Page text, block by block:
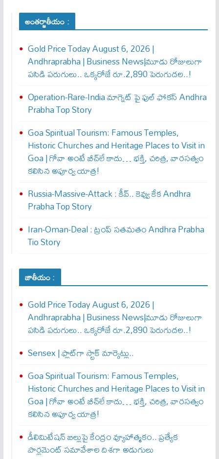
అంతర్జాతీయం :
Gold Price Today August 6, 2026 |
Andhraprabha | Business News|మూడు రోజులుగా
పసిడి పరుగులు.. ఒక్కరోజే రూ.2,890 పెరుగుద‌ల‌..!
Operation-Rare-India మాగ్నెట్ పై ఫుల్ ఫోక‌స్ Andhra
Prabha Top Story
Goa Spiritual Tourism: Famous Temples,
Historic Churches and Heritage Places to Visit in
Goa | గోవా అంటే బీచ్‌లే కాదు… భక్తి, చరిత్ర, వారసత్వం
కలిసిన అపూర్వ యాత్ర!
Russia-Massive-Attack : కీవ్‌.. కెవ్వు కేక‌ Andhra
Prabha Top Story
Iran-Oman-Deal : ట్రంప్ స‌త‌మ‌తం Andhra Prabha
Tio Story
జాతీయం :
Gold Price Today August 6, 2026 |
Andhraprabha | Business News|మూడు రోజులుగా
పసిడి పరుగులు.. ఒక్కరోజే రూ.2,890 పెరుగుద‌ల‌..!
Sensex | ఫ్లాట్‌గా స్టాక్ మార్కెట్లు..
Goa Spiritual Tourism: Famous Temples,
Historic Churches and Heritage Places to Visit in
Goa | గోవా అంటే బీచ్‌లే కాదు… భక్తి, చరిత్ర, వారసత్వం
కలిసిన అపూర్వ యాత్ర!
డీలిమిటేషన్ బిల్లుపై కేంద్రం వ్యూహాత్మకం.. ప్రత్యేక
పార్లమెంట్ సమావేశాల దిశగా అడుగులు